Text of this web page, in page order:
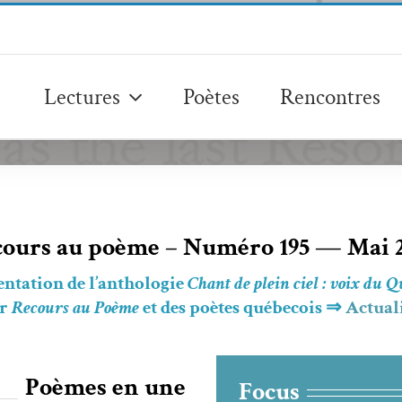
Lectures Poètes Rencontres
au poème – Numéro 195 — Mai
de l’an­tholo­gieChant de plein ciel : voix du
Recours au Poèmeet des poètes québe­cois ⇒
Poèmes en une Focus